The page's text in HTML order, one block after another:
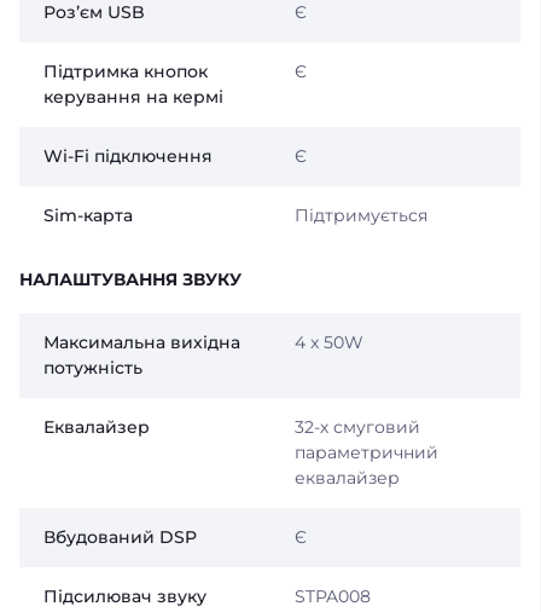
Розʼєм USB Є
Підтримка кнопок
керування на кермі
Є
Wi-Fi підключення Є
Sim-карта Підтримується
НАЛАШТУВАННЯ ЗВУКУ
Максимальна вихідна
потужність
4 x 50W
Еквалайзер
32-х смуговий
параметричний
еквалайзер
Вбудований DSP Є
Підсилювач звуку STPA008